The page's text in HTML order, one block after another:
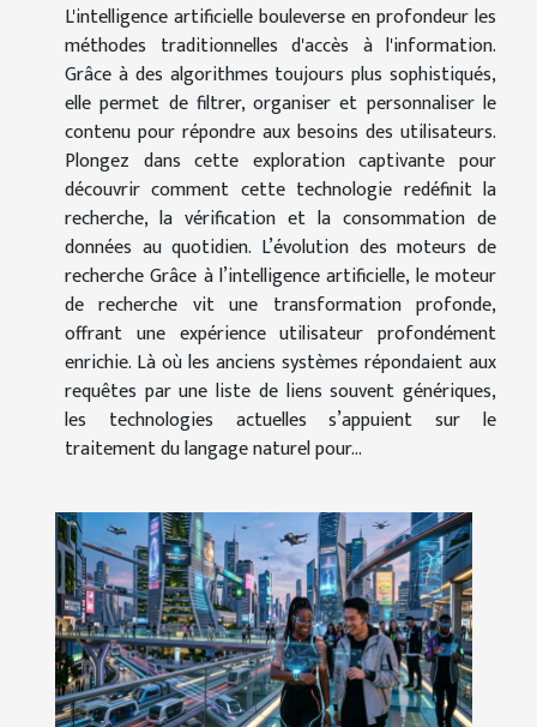
L'intelligence artificielle bouleverse en profondeur les
méthodes traditionnelles d'accès à l'information.
Grâce à des algorithmes toujours plus sophistiqués,
elle permet de filtrer, organiser et personnaliser le
contenu pour répondre aux besoins des utilisateurs.
Plongez dans cette exploration captivante pour
découvrir comment cette technologie redéfinit la
recherche, la vérification et la consommation de
données au quotidien. L’évolution des moteurs de
recherche Grâce à l’intelligence artificielle, le moteur
de recherche vit une transformation profonde,
offrant une expérience utilisateur profondément
enrichie. Là où les anciens systèmes répondaient aux
requêtes par une liste de liens souvent génériques,
les technologies actuelles s’appuient sur le
traitement du langage naturel pour...